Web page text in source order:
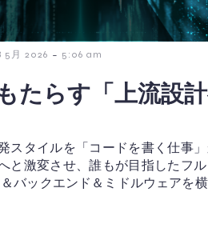
5月 2026 - 5:06 am
たらす「上流設
スタイルを「コードを書く仕事
と激変させ、誰もが目指したフ
バックエンド＆ミドルウェアを